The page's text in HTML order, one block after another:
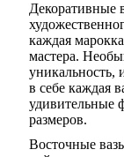
Декоративные
каждая
мастера.
уникальность,
в себе каждая
удивительные
размеров.
Восточные